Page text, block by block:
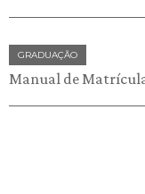
GRADUAÇÃO
Manual de